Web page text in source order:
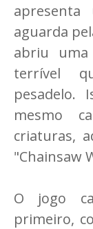
aguarda
abriu uma
terrível
pesadelo.
mesmo
criaturas,
"Chainsaw
O jogo
primeiro,